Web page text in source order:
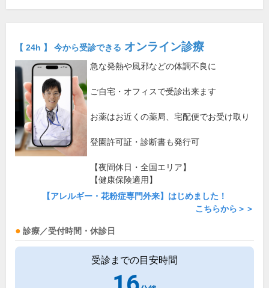
【 24h 】 今から受診できる オンライン診療
急な発熱や風邪などの体調不良に
ご自宅・オフィスで受診出来ます
お薬はお近くの薬局、宅配便でお受け取り
登園許可証・診断書も発行可
【夜間休日・全国エリア】
【健康保険適用】
【アレルギー・花粉症専門外来】はじめました！
こちらから＞＞
診療／受付時間・休診日
受診までの目安時間